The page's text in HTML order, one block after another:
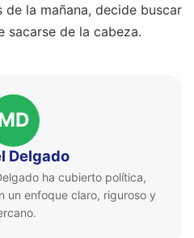
la mañana, decide buscar
sacarse de la cabeza.
Delgado
ha cubierto política,
un enfoque claro, riguroso y